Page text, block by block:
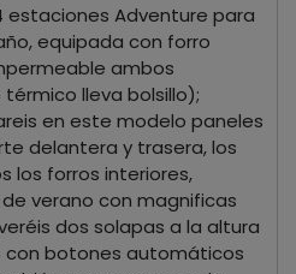
estaciones Adventure para
equipada con forro
ambos
lleva bolsillo);
en este modelo paneles
delantera y trasera, los
los forros interiores,
verano con magnificas
dos solapas a la altura
con botones automáticos